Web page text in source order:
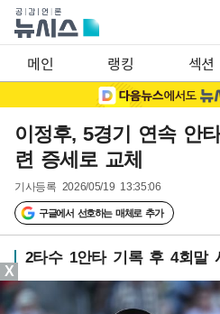
메인 랭킹 섹션
이정후, 5경기 연속 안
련 증세로 교체
기사등록 2026/05/19 13:35:06
구글에서 선호하는 매체로 추가
2타수 1안타 기록 후 4회말
X